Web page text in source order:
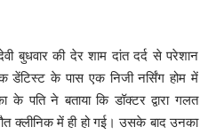
बुधवार की देर शाम दांत दर्द से परेशान
डेंटिस्ट के पास एक निजी नर्सिंग होम में
के पति ने बताया कि डॉक्टर द्वारा गलत
क्लीनिक में ही हो गई। उसके बाद उनका